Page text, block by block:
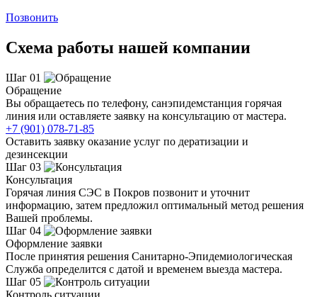
Позвонить
Схема работы нашей компании
Шаг 01
Обращение
Вы обращаетесь по телефону, санэпидемстанция горячая
линия или оставляете заявку на консультацию от мастера.
+7 (901) 078-71-85
Оставить заявку оказание услуг по дератизации и
дезинсекции
Шаг 03
Консультация
Горячая линия СЭС в Покров позвонит и уточнит
информацию, затем предложил оптимальный метод решения
Вашей проблемы.
Шаг 04
Оформление заявки
После принятия решения Санитарно-Эпидемиологическая
Служба определится с датой и временем выезда мастера.
Шаг 05
Контроль ситуации